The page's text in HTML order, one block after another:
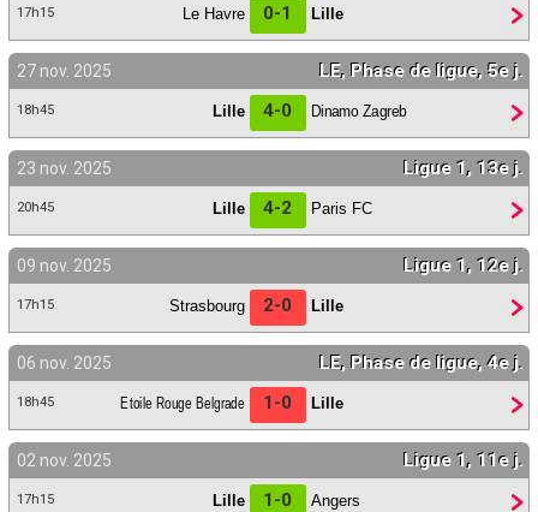
17h15 Le Havre 0-1 Lille
27 nov. 2025 LE, Phase de ligue, 5e j.
18h45 Lille 4-0 Dinamo Zagreb
23 nov. 2025 Ligue 1, 13e j.
20h45 Lille 4-2 Paris FC
09 nov. 2025 Ligue 1, 12e j.
17h15 Strasbourg 2-0 Lille
06 nov. 2025 LE, Phase de ligue, 4e j.
18h45 Etoile Rouge Belgrade 1-0 Lille
02 nov. 2025 Ligue 1, 11e j.
17h15 Lille 1-0 Angers